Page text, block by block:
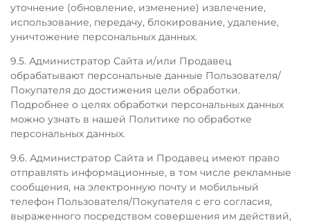
уточнение (обновление, изменение) извлечение,
использование, передачу, блокирование, удаление,
уничтожение персональных данных.
9.5. Администратор Сайта и/или Продавец
обрабатывают персональные данные Пользователя/
Покупателя до достижения цели обработки.
Подробнее о целях обработки персональных данных
можно узнать в нашей Политике по обработке
персональных данных.
9.6. Администратор Сайта и Продавец имеют право
отправлять информационные, в том числе рекламные
сообщения, на электронную почту и мобильный
телефон Пользователя/Покупателя с его согласия,
выраженного посредством совершения им действий,